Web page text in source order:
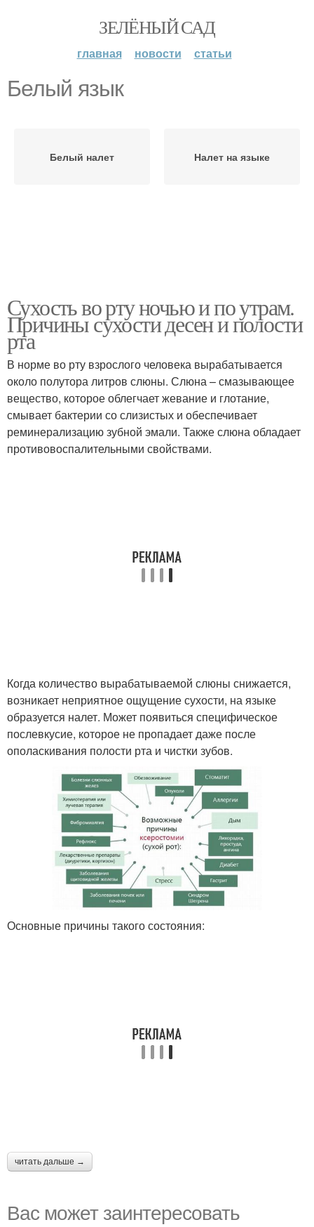
ЗЕЛЁНЫЙ САД
главная новости статьи
Белый язык
Белый налет Налет на языке
Сухость во рту ночью и по утрам.
Причины сухости десен и полости
рта
В норме во рту взрослого человека вырабатывается
около полутора литров слюны. Слюна – смазывающее
вещество, которое облегчает жевание и глотание,
смывает бактерии со слизистых и обеспечивает
реминерализацию зубной эмали. Также слюна обладает
противовоспалительными свойствами.
Когда количество вырабатываемой слюны снижается,
возникает неприятное ощущение сухости, на языке
образуется налет. Может появиться специфическое
послевкусие, которое не пропадает даже после
ополаскивания полости рта и чистки зубов.
Основные причины такого состояния:
читать дальше →
Вас может заинтересовать